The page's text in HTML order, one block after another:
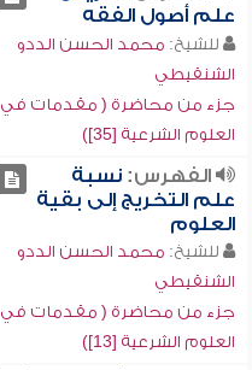
علم أصول الفقه
للشيخ: محمد الحسن الددو
الشنقيطي
جزء من محاضرة ( مقدمات في
العلوم الشرعية [35])
الفهرس:نسبة
علم التخريج إلى بقية
العلوم
للشيخ: محمد الحسن الددو
الشنقيطي
جزء من محاضرة ( مقدمات في
العلوم الشرعية [13])